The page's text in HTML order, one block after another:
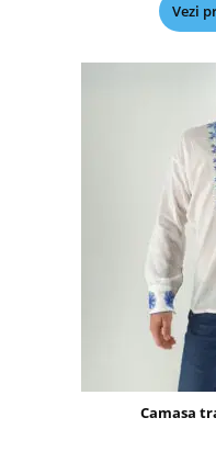
Vezi
Camasa